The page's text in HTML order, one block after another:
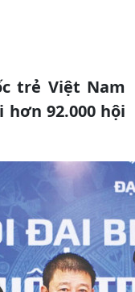
trẻ Việt Nam
92.000 hội